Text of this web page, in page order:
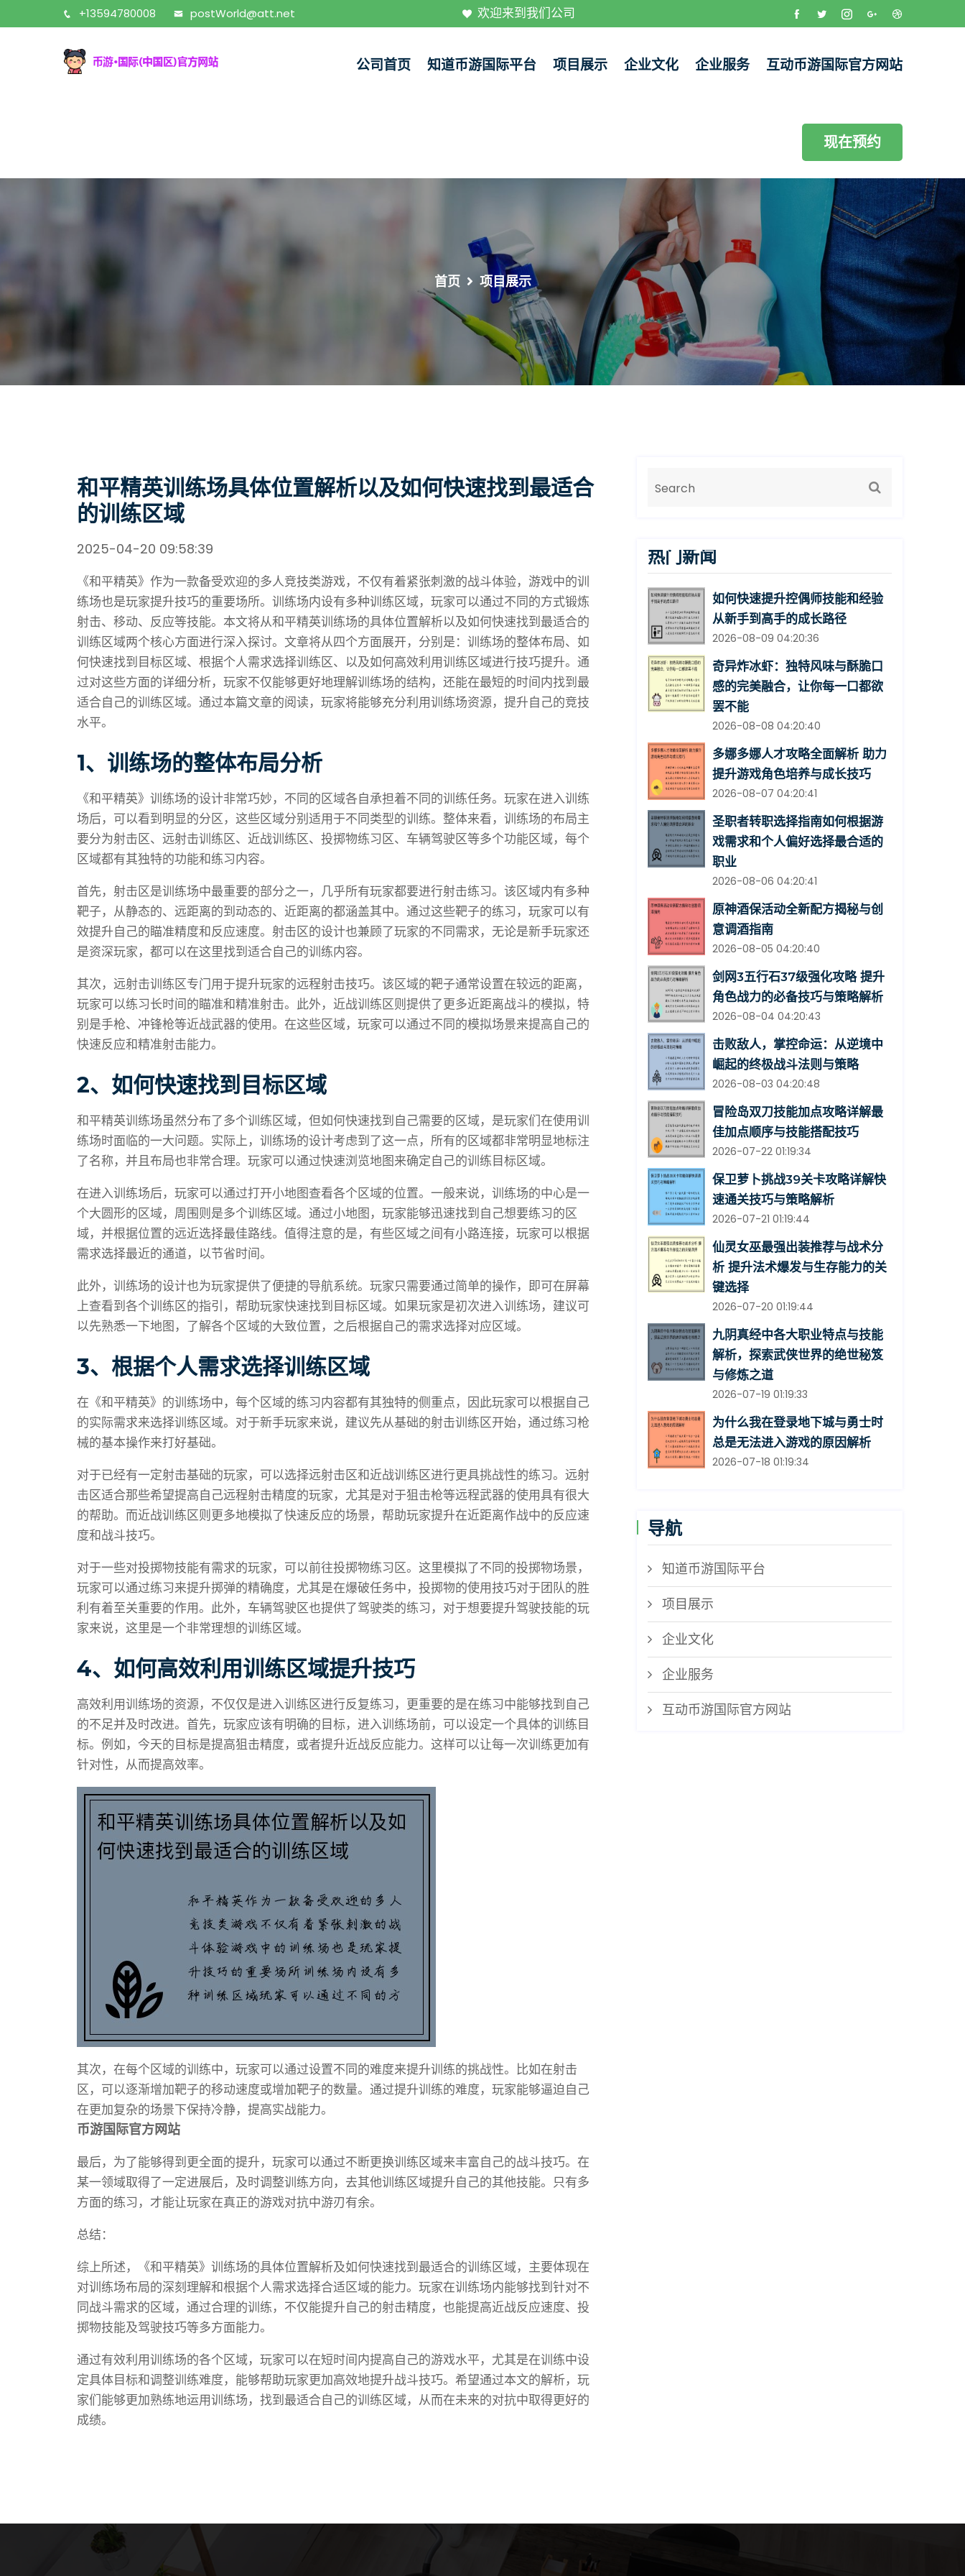
+13594780008 postWorld@att.net 欢迎来到我们公司
公司首页 知道币游国际平台 项目展示 企业文化 企业服务 互动币游国际官方网站
现在预约
首页 项目展示
和平精英训练场具体位置解析以及如何快速找到最适合
的训练区域
2025-04-20 09:58:39
《和平精英》作为一款备受欢迎的多人竞技类游戏，不仅有着紧张刺激的战斗体验，游戏中的训
练场也是玩家提升技巧的重要场所。训练场内设有多种训练区域，玩家可以通过不同的方式锻炼
射击、移动、反应等技能。本文将从和平精英训练场的具体位置解析以及如何快速找到最适合的
训练区域两个核心方面进行深入探讨。文章将从四个方面展开，分别是：训练场的整体布局、如
何快速找到目标区域、根据个人需求选择训练区、以及如何高效利用训练区域进行技巧提升。通
过对这些方面的详细分析，玩家不仅能够更好地理解训练场的结构，还能在最短的时间内找到最
适合自己的训练区域。通过本篇文章的阅读，玩家将能够充分利用训练场资源，提升自己的竞技
水平。
1、训练场的整体布局分析
《和平精英》训练场的设计非常巧妙，不同的区域各自承担着不同的训练任务。玩家在进入训练
场后，可以看到明显的分区，这些区域分别适用于不同类型的训练。整体来看，训练场的布局主
要分为射击区、远射击训练区、近战训练区、投掷物练习区、车辆驾驶区等多个功能区域，每个
区域都有其独特的功能和练习内容。
首先，射击区是训练场中最重要的部分之一，几乎所有玩家都要进行射击练习。该区域内有多种
靶子，从静态的、远距离的到动态的、近距离的都涵盖其中。通过这些靶子的练习，玩家可以有
效提升自己的瞄准精度和反应速度。射击区的设计也兼顾了玩家的不同需求，无论是新手玩家还
是资深玩家，都可以在这里找到适合自己的训练内容。
其次，远射击训练区专门用于提升玩家的远程射击技巧。该区域的靶子通常设置在较远的距离，
玩家可以练习长时间的瞄准和精准射击。此外，近战训练区则提供了更多近距离战斗的模拟，特
别是手枪、冲锋枪等近战武器的使用。在这些区域，玩家可以通过不同的模拟场景来提高自己的
快速反应和精准射击能力。
2、如何快速找到目标区域
和平精英训练场虽然分布了多个训练区域，但如何快速找到自己需要的区域，是玩家们在使用训
练场时面临的一大问题。实际上，训练场的设计考虑到了这一点，所有的区域都非常明显地标注
了名称，并且布局也非常合理。玩家可以通过快速浏览地图来确定自己的训练目标区域。
在进入训练场后，玩家可以通过打开小地图查看各个区域的位置。一般来说，训练场的中心是一
个大圆形的区域，周围则是多个训练区域。通过小地图，玩家能够迅速找到自己想要练习的区
域，并根据位置的远近选择最佳路线。值得注意的是，有些区域之间有小路连接，玩家可以根据
需求选择最近的通道，以节省时间。
此外，训练场的设计也为玩家提供了便捷的导航系统。玩家只需要通过简单的操作，即可在屏幕
上查看到各个训练区的指引，帮助玩家快速找到目标区域。如果玩家是初次进入训练场，建议可
以先熟悉一下地图，了解各个区域的大致位置，之后根据自己的需求选择对应区域。
3、根据个人需求选择训练区域
在《和平精英》的训练场中，每个区域的练习内容都有其独特的侧重点，因此玩家可以根据自己
的实际需求来选择训练区域。对于新手玩家来说，建议先从基础的射击训练区开始，通过练习枪
械的基本操作来打好基础。
对于已经有一定射击基础的玩家，可以选择远射击区和近战训练区进行更具挑战性的练习。远射
击区适合那些希望提高自己远程射击精度的玩家，尤其是对于狙击枪等远程武器的使用具有很大
的帮助。而近战训练区则更多地模拟了快速反应的场景，帮助玩家提升在近距离作战中的反应速
度和战斗技巧。
对于一些对投掷物技能有需求的玩家，可以前往投掷物练习区。这里模拟了不同的投掷物场景，
玩家可以通过练习来提升掷弹的精确度，尤其是在爆破任务中，投掷物的使用技巧对于团队的胜
利有着至关重要的作用。此外，车辆驾驶区也提供了驾驶类的练习，对于想要提升驾驶技能的玩
家来说，这里是一个非常理想的训练区域。
4、如何高效利用训练区域提升技巧
高效利用训练场的资源，不仅仅是进入训练区进行反复练习，更重要的是在练习中能够找到自己
的不足并及时改进。首先，玩家应该有明确的目标，进入训练场前，可以设定一个具体的训练目
标。例如，今天的目标是提高狙击精度，或者提升近战反应能力。这样可以让每一次训练更加有
针对性，从而提高效率。
其次，在每个区域的训练中，玩家可以通过设置不同的难度来提升训练的挑战性。比如在射击
区，可以逐渐增加靶子的移动速度或增加靶子的数量。通过提升训练的难度，玩家能够逼迫自己
在更加复杂的场景下保持冷静，提高实战能力。
币游国际官方网站
最后，为了能够得到更全面的提升，玩家可以通过不断更换训练区域来丰富自己的战斗技巧。在
某一领域取得了一定进展后，及时调整训练方向，去其他训练区域提升自己的其他技能。只有多
方面的练习，才能让玩家在真正的游戏对抗中游刃有余。
总结：
综上所述，《和平精英》训练场的具体位置解析及如何快速找到最适合的训练区域，主要体现在
对训练场布局的深刻理解和根据个人需求选择合适区域的能力。玩家在训练场内能够找到针对不
同战斗需求的区域，通过合理的训练，不仅能提升自己的射击精度，也能提高近战反应速度、投
掷物技能及驾驶技巧等多方面能力。
通过有效利用训练场的各个区域，玩家可以在短时间内提高自己的游戏水平，尤其是在训练中设
定具体目标和调整训练难度，能够帮助玩家更加高效地提升战斗技巧。希望通过本文的解析，玩
家们能够更加熟练地运用训练场，找到最适合自己的训练区域，从而在未来的对抗中取得更好的
成绩。
热门新闻
如何快速提升控偶师技能和经验
从新手到高手的成长路径
2026-08-09 04:20:36
奇异炸冰虾：独特风味与酥脆口
感的完美融合，让你每一口都欲
罢不能
2026-08-08 04:20:40
多娜多娜人才攻略全面解析 助力
提升游戏角色培养与成长技巧
2026-08-07 04:20:41
圣职者转职选择指南如何根据游
戏需求和个人偏好选择最合适的
职业
2026-08-06 04:20:41
原神酒保活动全新配方揭秘与创
意调酒指南
2026-08-05 04:20:40
剑网3五行石37级强化攻略 提升
角色战力的必备技巧与策略解析
2026-08-04 04:20:43
击败敌人，掌控命运：从逆境中
崛起的终极战斗法则与策略
2026-08-03 04:20:48
冒险岛双刀技能加点攻略详解最
佳加点顺序与技能搭配技巧
2026-07-22 01:19:34
保卫萝卜挑战39关卡攻略详解快
速通关技巧与策略解析
2026-07-21 01:19:44
仙灵女巫最强出装推荐与战术分
析 提升法术爆发与生存能力的关
键选择
2026-07-20 01:19:44
九阴真经中各大职业特点与技能
解析，探索武侠世界的绝世秘笈
与修炼之道
2026-07-19 01:19:33
为什么我在登录地下城与勇士时
总是无法进入游戏的原因解析
2026-07-18 01:19:34
导航
知道币游国际平台
项目展示
企业文化
企业服务
互动币游国际官方网站